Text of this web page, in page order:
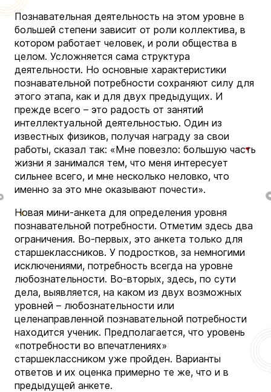
Познавательная деятельность на этом уровне в
большей степени зависит от роли коллектива, в
котором работает человек, и роли общества в
целом. Усложняется сама структура
деятельности. Но основные характеристики
познавательной потребности сохраняют силу для
этого этапа, как и для двух предыдущих. И
прежде всего – это радость от занятий
интеллектуальной деятельностью. Один из
известных физиков, получая награду за свои
работы, сказал так: «Мне повезло: большую часть
жизни я занимался тем, что меня интересует
сильнее всего, и мне несколько неловко, что
именно за это мне оказывают почести».
Новая мини-анкета для определения уровня
познавательной потребности. Отметим здесь два
ограничения. Во-первых, это анкета только для
старшеклассников. У подростков, за немногими
исключениями, потребность всегда на уровне
любознательности. Во-вторых, здесь, по сути
дела, выявляется, на каком из двух возможных
уровней – любознательности или
целенаправленной познавательной потребности
находится ученик. Предполагается, что уровень
«потребности во впечатлениях»
старшеклассником уже пройден. Варианты
ответов и их оценка примерно те же, что и в
предыдущей анкете.